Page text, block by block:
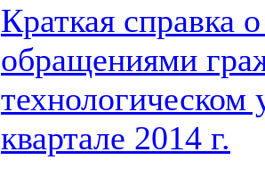
Краткая справка
обращениями
технологическом
квартале 2014 г.